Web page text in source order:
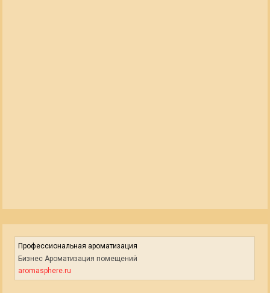
Профессиональная ароматизация
Бизнес Ароматизация помещений
aromasphere.ru